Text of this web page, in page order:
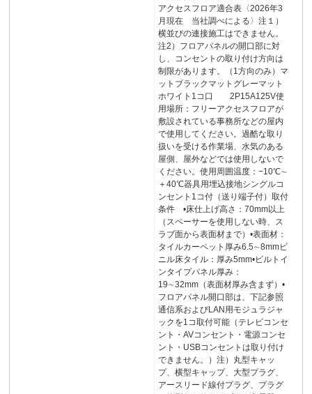
アクセスフロア適合表〈2026年3
月現在 当社調べによる〉注１）
横並びの連接施工はできません。
注2）フロアパネルの開口部に対
し、コンセントの取り付け方向は
制限があります。（1方向のみ）マ
ットブラックマットグレーマット
ホワイト1コ口 2P15A125V使
用場所：フリーアクセスフロアが
敷設されている事務所などの屋内
で使用してください。過酷な取り
扱いを受ける作業場、水気のある
屋側、屋外などでは使用しないで
ください。使用周囲温度：−10℃∼
＋40℃器具用埋込接地シングルコ
ンセント1コ付（送り端子付）取付
条件 •床仕上げ高さ：70mm以上
（スペーサーを使用しない時、ス
ラブ面から表面材まで）•表面材：
タイルカーペット厚み6.5∼8mmビ
ニル床タイル：厚み5mm•ビルトイ
ンタイプパネル厚み：
19∼32mm（表面材厚み含まず）•
フロアパネル開口部は、下記参照
通信系およびLAN用モジュラジャ
ックを1コ取付可能（テレビコンセ
ント・AVコンセント・電源コンセ
ント・USBコンセントは取り付け
できません。）注）丸型キャッ
プ、横型キャップ、大型プラグ、
アースリード線付プラグ、プラグ